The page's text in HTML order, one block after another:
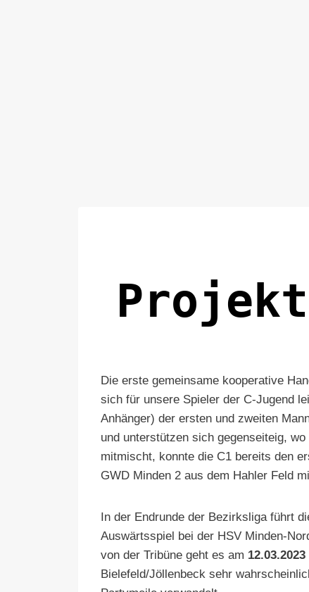
Die erste gemeinsame kooperative
sich für unsere Spieler der C-Jugend
Anhänger) der ersten und zweiten
und unterstützen sich gegenseiteig,
mitmischt, konnte die C1 bereits den
GWD Minden 2 aus dem Hahler Feld
In der Endrunde der Bezirksliga führt
Auswärtsspiel bei der HSV Minden-
von der Tribüne geht es am
Bielefeld/Jöllenbeck sehr